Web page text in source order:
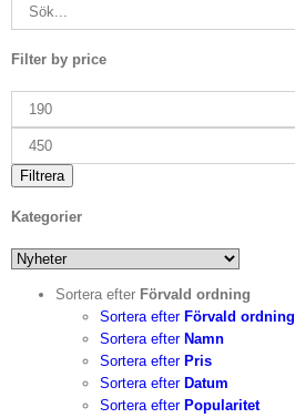
Filter by price
Min
Max
Filtrera
Kategorier
Sortera efter Förvald ordning
Sortera efter Förvald ordning
Sortera efter Namn
Sortera efter Pris
Sortera efter Datum
Sortera efter Popularitet